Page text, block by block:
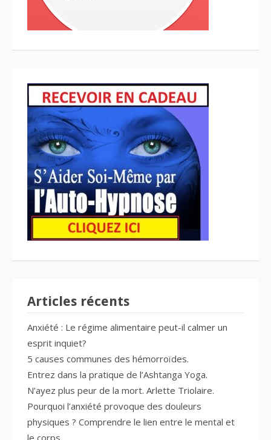
Articles récents
Anxiété : Le régime alimentaire peut-il calmer un
esprit inquiet?
5 causes communes des hémorroïdes.
Entrez dans la pratique de l’Ashtanga Yoga.
N’ayez plus peur de la mort. Arlette Triolaire.
Pourquoi l’anxiété provoque des douleurs
physiques ? Comprendre le lien entre le mental et
le corps.